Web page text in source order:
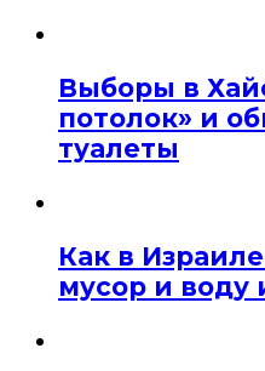
Выборы в
потолок» и
туалеты
Как в
мусор и воду